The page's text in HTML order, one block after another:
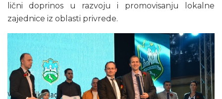
lični doprinos u razvoju i promovisanju lokalne
zajednice iz oblasti privrede.